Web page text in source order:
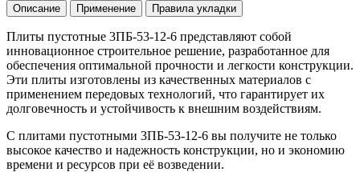
Описание Применение Правила укладки
Плиты пустотные 3ПБ-53-12-6 представляют собой
инновационное строительное решение, разработанное для
обеспечения оптимальной прочности и легкости конструкции.
Эти плиты изготовлены из качественных материалов с
применением передовых технологий, что гарантирует их
долговечность и устойчивость к внешним воздействиям.
С плитами пустотными 3ПБ-53-12-6 вы получите не только
высокое качество и надежность конструкции, но и экономию
времени и ресурсов при её возведении.